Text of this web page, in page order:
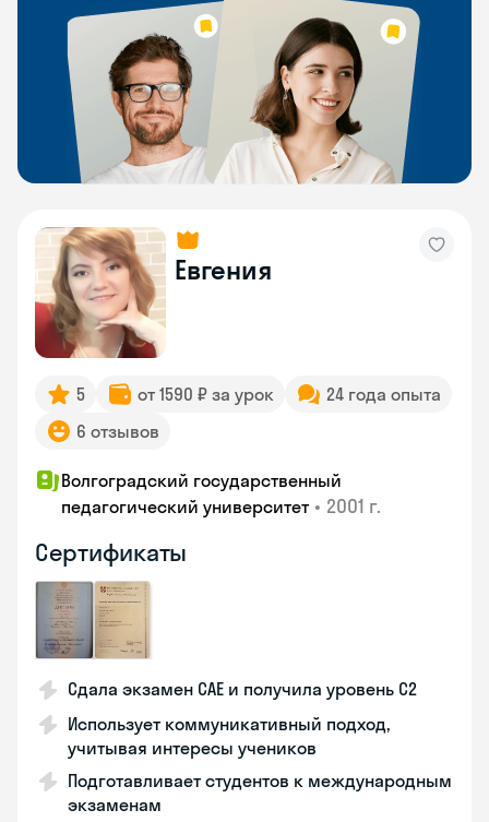
Евгения
5 от 1590 ₽ за урок
24 года опыта
6 отзывов
Волгоградский государственный
педагогический университет • 2001 г.
Сертификаты
Сдала экзамен CAE и получила уровень С2
Использует коммуникативный подход,
учитывая интересы учеников
Подготавливает студентов к международным
экзаменам